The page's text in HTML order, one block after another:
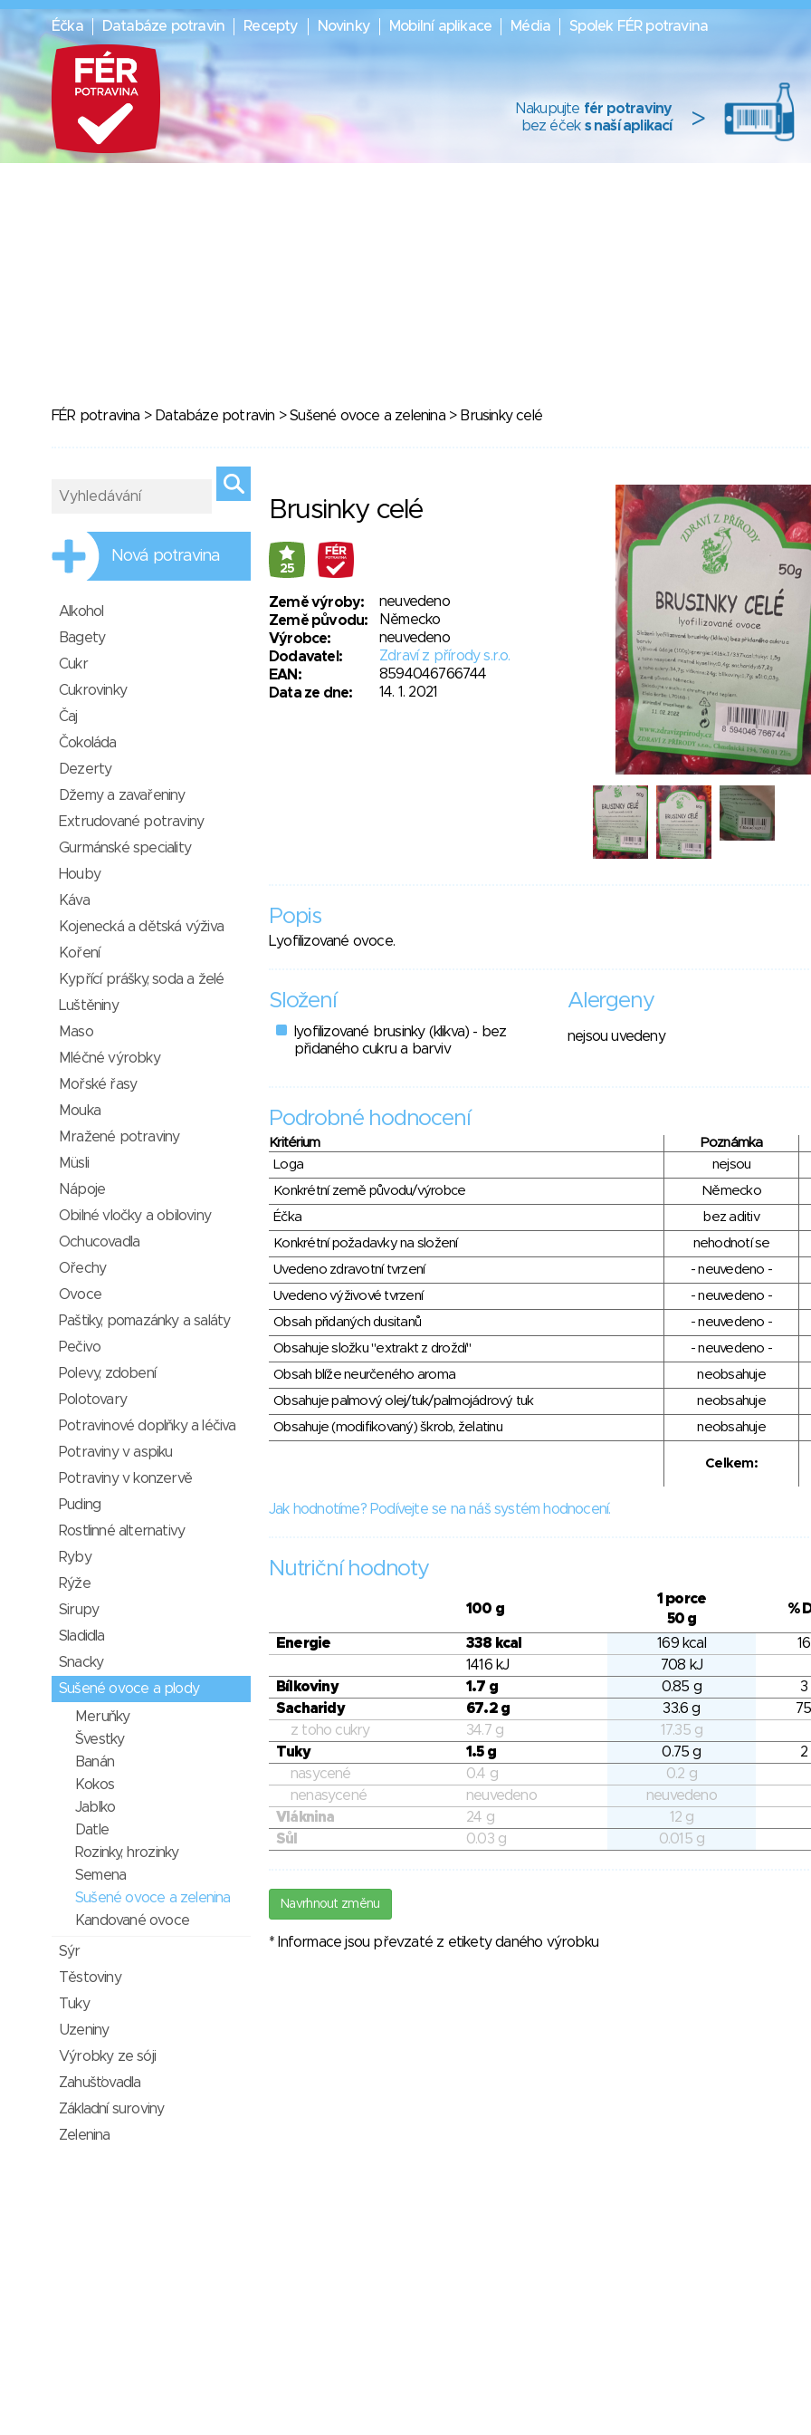
Éčka Databáze potravin Recepty Novinky Mobilní aplikace Média Spolek FÉR potravina
Nakupujte fér potraviny
bez éček s naší aplikací >
FÉR potravina > Databáze potravin >Sušené ovoce a zelenina> Brusinky celé
Brusinky celé
25
Země výroby:
neuvedeno
Země původu:
Německo
Výrobce:
neuvedeno
Dodavatel:
Zdraví z přírody s.r.o.
EAN:
8594046766744
Data ze dne:
14. 1. 2021
Popis
Lyofilizované ovoce.
Složení
lyofilizované brusinky (klikva) - bez
přidaného cukru a barviv
Alergeny
nejsou uvedeny
Podrobné hodnocení
Kritérium Poznámka
Loga
nejsou
Konkrétní země původu/výrobce
Německo
Éčka
bez aditiv
Konkrétní požadavky na složení
nehodnotí se
Uvedeno zdravotní tvrzení
- neuvedeno -
Uvedeno výživové tvrzení
- neuvedeno -
Obsah přidaných dusitanů
- neuvedeno -
Obsahuje složku "extrakt z droždí"
- neuvedeno -
Obsah blíže neurčeného aroma
neobsahuje
Obsahuje palmový olej/tuk/palmojádrový tuk
neobsahuje
Obsahuje (modifikovaný) škrob, želatinu
neobsahuje
Celkem:
Jak hodnotíme? Podívejte se na náš systém hodnocení.
Nutriční hodnoty
100 g
1 porce
50 g
%
Energie 338 kcal 169 kcal
1416 kJ
708 kJ
Bílkoviny
1.7 g 0.85 g
3
Sacharidy
67.2 g 33.6 g
z toho cukry
34.7 g
17.35 g
Tuky
1.5 g 0.75 g
2
nasycené
0.4 g
0.2 g
nenasycené
neuvedeno
neuvedeno
Vláknina
24 g
12 g
Sůl
0.03 g 0.015 g
Navrhnout změnu
* Informace jsou převzaté z etikety daného výrobku
Nová potravina
Alkohol
Bagety
Cukr
Cukrovinky
Čaj
Čokoláda
Dezerty
Džemy a zavařeniny
Extrudované potraviny
Gurmánské speciality
Houby
Káva
Kojenecká a dětská výživa
Koření
Kypřící prášky, soda a želé
Luštěniny
Maso
Mléčné výrobky
Mořské řasy
Mouka
Mražené potraviny
Müsli
Nápoje
Obilné vločky a obiloviny
Ochucovadla
Ořechy
Ovoce
Paštiky, pomazánky a saláty
Pečivo
Polevy, zdobení
Polotovary
Potravinové doplňky a léčiva
Potraviny v aspiku
Potraviny v konzervě
Puding
Rostlinné alternativy
Ryby
Rýže
Sirupy
Sladidla
Snacky
Sušené ovoce a plody
Meruňky
Švestky
Banán
Kokos
Jablko
Datle
Rozinky, hrozinky
Semena
Sušené ovoce a zelenina
Kandované ovoce
Sýr
Těstoviny
Tuky
Uzeniny
Výrobky ze sóji
Zahušťovadla
Základní suroviny
Zelenina